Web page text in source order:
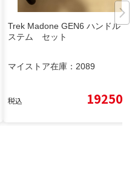
Trek Madone GEN6 ハンドル
ステム セット
マイストア在庫： 2089
税込 19250